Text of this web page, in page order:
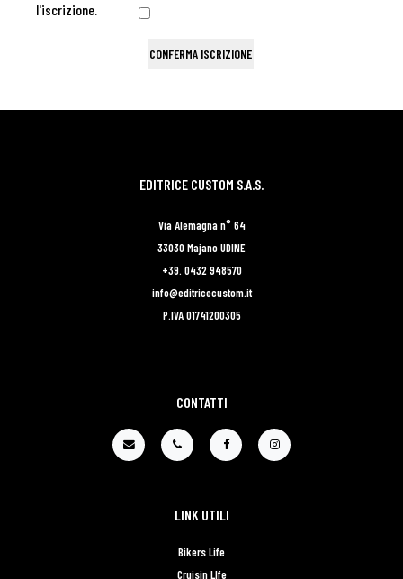
l'iscrizione.
EDITRICE CUSTOM S.A.S.
Via Alemagna n° 64
33030 Majano UDINE
+39. 0432 948570
info@editricecustom.it
P.IVA 01741200305
CONTATTI
LINK UTILI
Bikers Life
Cruisin LIfe